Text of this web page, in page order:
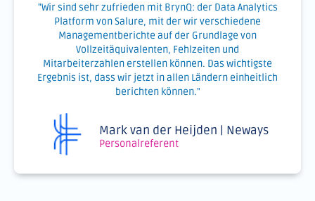
"Wir sind sehr zufrieden mit BrynQ: der Data Analytics
Platform von Salure, mit der wir verschiedene
Managementberichte auf der Grundlage von
Vollzeitäquivalenten, Fehlzeiten und
Mitarbeiterzahlen erstellen können. Das wichtigste
Ergebnis ist, dass wir jetzt in allen Ländern einheitlich
berichten können."
Mark van der Heijden | Neways
Personalreferent